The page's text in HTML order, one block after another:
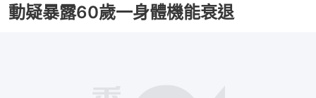
動疑暴露60歲一身體機能衰退